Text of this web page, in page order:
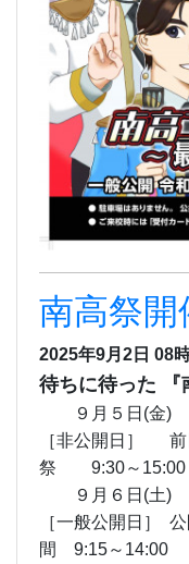
南高祭
2025年9月2日 08
待ちに待った 『
９月５日(
［非公開日］ 前
祭 9:30～15:00
９月６日(
［一般公開日］
間 9:15～14:00